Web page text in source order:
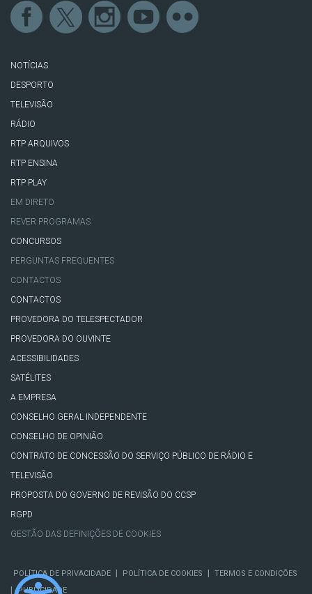
NOTÍCIAS
DESPORTO
TELEVISÃO
RÁDIO
RTP ARQUIVOS
RTP ENSINA
RTP PLAY
EM DIRETO
REVER PROGRAMAS
CONCURSOS
PERGUNTAS FREQUENTES
CONTACTOS
CONTACTOS
PROVEDORA DO TELESPECTADOR
PROVEDORA DO OUVINTE
ACESSIBILIDADES
SATÉLITES
A EMPRESA
CONSELHO GERAL INDEPENDENTE
CONSELHO DE OPINIÃO
CONTRATO DE CONCESSÃO DO SERVIÇO PÚBLICO DE RÁDIO E
TELEVISÃO
PROPOSTA DO GOVERNO DE REVISÃO DO CCSP
RGPD
GESTÃO DAS DEFINIÇÕES DE COOKIES
POLÍTICA DE PRIVACIDADE | POLÍTICA DE COOKIES | TERMOS E CONDIÇÕES
| PUBLICIDADE